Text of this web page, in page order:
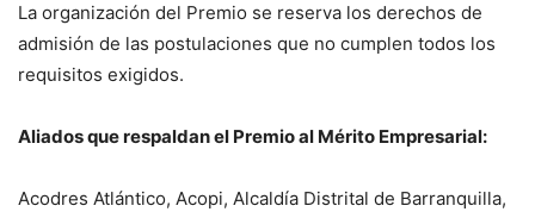
La organización del Premio se reserva los derechos de
admisión de las postulaciones que no cumplen todos los
requisitos exigidos.
Aliados que respaldan el Premio al Mérito Empresarial:
Acodres Atlántico, Acopi, Alcaldía Distrital de Barranquilla,